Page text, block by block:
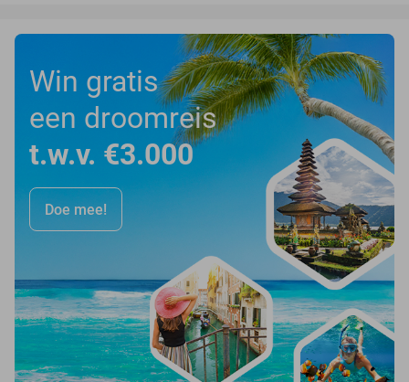
Win gratis
een droomreis
t.w.v. €3.000
Doe mee!